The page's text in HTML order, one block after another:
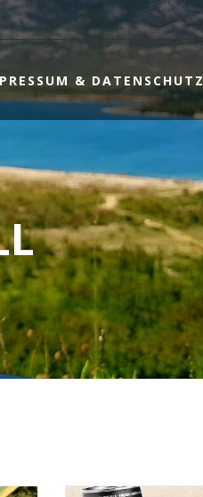
& DATENSCHUTZ